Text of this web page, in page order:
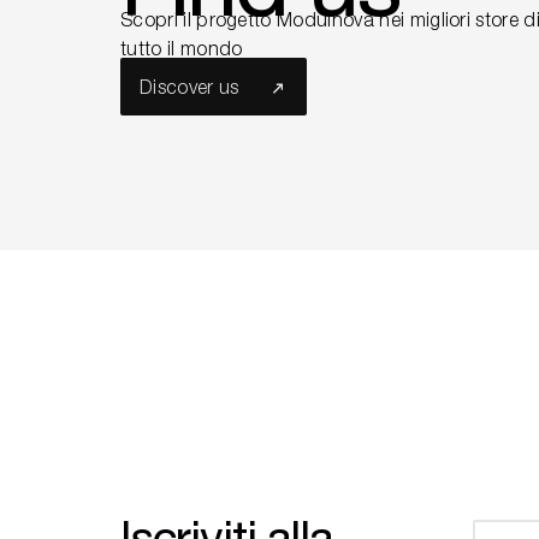
Scopri il progetto Modulnova nei migliori store
tutto il mondo
Discover us